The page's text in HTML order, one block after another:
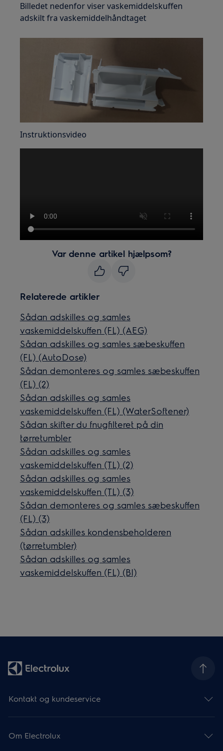
Billedet nedenfor viser vaskemiddelskuffen
adskilt fra vaskemiddelhåndtaget
Instruktionsvideo
Var denne artikel hjælpsom?
Relaterede artikler
Sådan adskilles og samles
vaskemiddelskuffen (FL) (AEG)
Sådan adskilles og samles sæbeskuffen
(FL) (AutoDose)
Sådan demonteres og samles sæbeskuffen
(FL) (2)
Sådan adskilles og samles
vaskemiddelskuffen (FL) (WaterSoftener)
Sådan skifter du fnugfilteret på din
tørretumbler
Sådan adskilles og samles
vaskemiddelskuffen (TL) (2)
Sådan adskilles og samles
vaskemiddelskuffen (TL) (3)
Sådan demonteres og samles sæbeskuffen
(FL) (3)
Sådan adskilles kondensbeholderen
(tørretumbler)
Sådan adskilles og samles
vaskemiddelskuffen (FL) (BI)
Kontakt og kundeservice
Om Electrolux